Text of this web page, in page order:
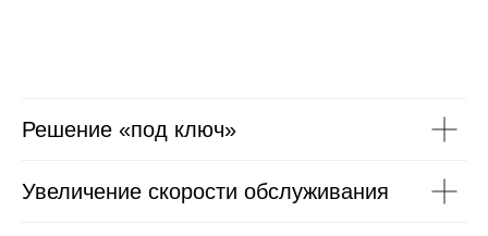
Решение «под ключ»
Увеличение скорости обслуживания